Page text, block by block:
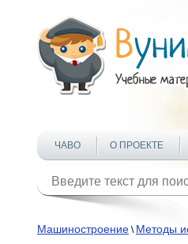
ЧАВО О ПРОЕКТЕ
Машиностроение \ Методы